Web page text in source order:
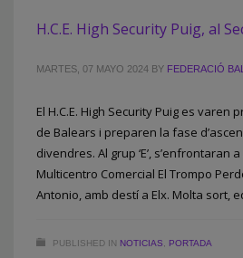
H.C.E. High Security Puig, al
MARTES, 07 MAYO 2024 BY FEDERACIÓ
El H.C.E. High Security Puig es varen
de Balears i preparen la fase
divendres. Al grup ‘E’, s’enfrontaran
Multicentro Comercial El Trompo
Antonio, amb destí a Elx. Molta sort,
PUBLISHED IN NOTICIAS PORTADA